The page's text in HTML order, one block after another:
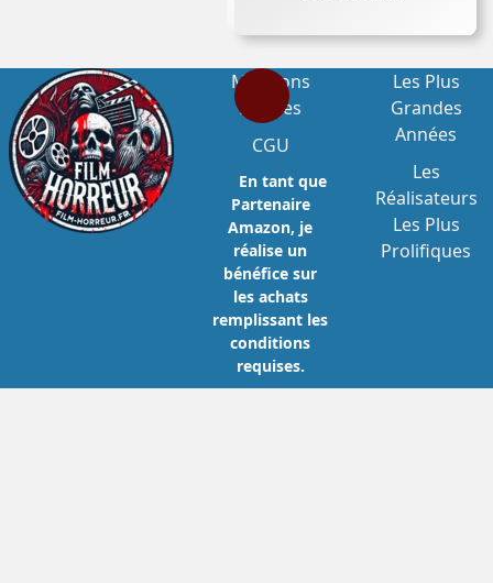
Mentions
Légales
CGU
En tant que
Partenaire
Amazon, je
réalise un
bénéfice sur
les achats
remplissant les
conditions
requises.
Les Plus
Grandes
Années
Les
Réalisateurs
Les Plus
Prolifiques